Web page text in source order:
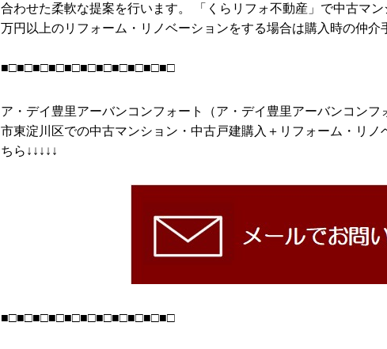
合わせた柔軟な提案を行います。 「くらリフォ不動産」で中古マ
万円以上のリフォーム・リノベーションをする場合は購入時の仲介
■□■□■□■□■□■□■□■□■□■□■□
ア・デイ豊里アーバンコンフォート（ア・デイ豊里アーバンコン
市東淀川区での中古マンション・中古戸建購入＋リフォーム・リノ
ちら↓↓↓↓↓
■□■□■□■□■□■□■□■□■□■□■□